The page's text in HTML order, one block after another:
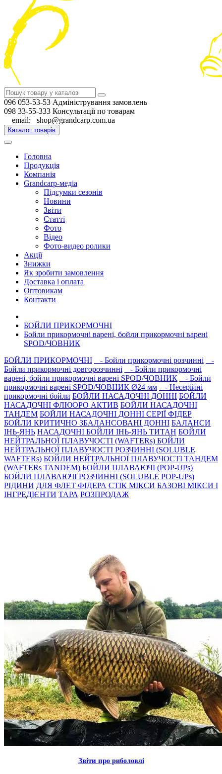
096 053-53-53 Адміністрування замовлень
098 33-55-333 Консультації по товарам
email: shop@grandcarp.com.ua
Каталог товарів
Головна
Продукція
Компанія
Grandcarp-медіа
Підсумки сезонів
Новини
Звіти
Статті
Фото
Відео
Фото-видео ролики
Акції
Знижки
Як зробити замовлення
Доставка і оплата
Оптовикам
Контакти
БОЙЛИ ПРИКОРМОЧНI
Бойли прикормочні варенi, бойли прикормочні варенi
SPOD/ЧОВНИК
БОЙЛИ ПРИКОРМОЧНI
- Бойли прикормочні розчинні
-
Бойли прикормочні довгорозчиннi
- Бойли прикормочні
варенi, бойли прикормочні варенi SPOD/ЧОВНИК
- Бойли
прикормочні варені SPOD/ЧОВНИК Ø24 мм
- Несерiйнi
прикормочнi бойли БОЙЛИ НАСАДОЧНI ДОННI БОЙЛИ
НАСАДОЧНІ ФЛЮОРО АКТИВ БОЙЛИ НАСАДОЧНІ
ТАНДЕМ БОЙЛИ НАСАДОЧНI ДОННI СЕРIÏ ФIДЕР
БОЙЛИ КРИТИЧНО ЗБАЛАНСОВАНІ ДОННІ БАЛАНСИ
ІНЬ-ЯНЬ НАСАДОЧНІ БОЙЛИ ІНЬ-ЯНЬ ТИТАН БОЙЛИ
НЕЙТРАЛЬНОÏ ПЛАВУЧОСТI (WAFTERs) БОЙЛИ
НЕЙТРАЛЬНОЇ ПЛАВУЧОСТІ РОЗЧИННІ (SOLUBLE
WAFTERs) БОЙЛИ НЕЙТРАЛЬНОЇ ПЛАВУЧОСТІ ТАНДЕМ
(WAFTERs TANDEM) БОЙЛИ ПЛАВАЮЧІ (POP-UPs)
БОЙЛИ ПЛАВАЮЧI РОЗЧИННI (SOLUBLE POP-UPs)
РIДИНИ ДЛЯ ФЛЕТ ФІДЕРА СТIК МIКСИ БАЗОВІ МІКСИ І
ІНГРЕДІЄНТИ ТАРА РОЗПРОДАЖ
Звiти про риболовлi